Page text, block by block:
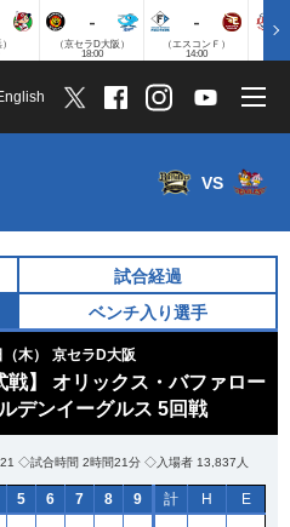
-
（京セラD大阪）
18:00
-
（エスコンＦ）
14:00
VS
試合経過
ベンチ入り選手
木） 京セラD大阪
戦】 オリックス・バファロー
デンイーグルス 5回戦
◇試合時間 2時間21分 ◇入場者 13,837人
5 6 7 8 9 計 H E